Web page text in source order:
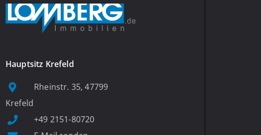
Hauptsitz Krefeld
Rheinstr. 35, 47799
Krefeld
+49 2151-80720